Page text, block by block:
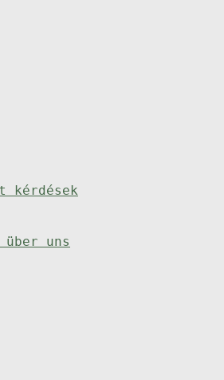
kérdések
uns